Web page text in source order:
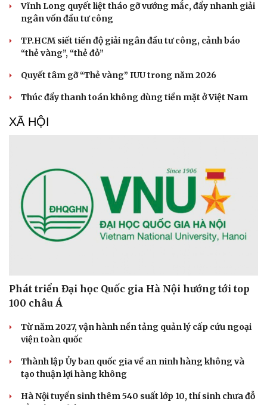
Vĩnh Long quyết liệt tháo gỡ vướng mắc, đẩy nhanh giải
ngân vốn đầu tư công
TP.HCM siết tiến độ giải ngân đầu tư công, cảnh báo
“thẻ vàng”, “thẻ đỏ”
Quyết tâm gỡ “Thẻ vàng” IUU trong năm 2026
Thúc đẩy thanh toán không dùng tiền mặt ở Việt Nam
XÃ HỘI
Phát triển Đại học Quốc gia Hà Nội hướng tới top
100 châu Á
Từ năm 2027, vận hành nền tảng quản lý cấp cứu ngoại
viện toàn quốc
Thành lập Ủy ban quốc gia về an ninh hàng không và
tạo thuận lợi hàng không
Hà Nội tuyển sinh thêm 540 suất lớp 10, thí sinh chưa đỗ